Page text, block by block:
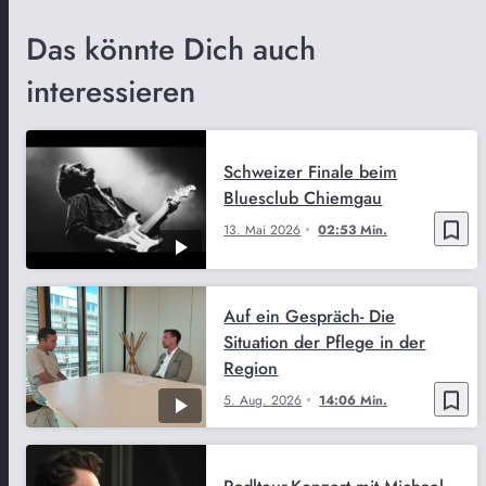
Das könnte Dich auch
interessieren
bookmark_border
13. Mai 2026 02:53 Min.
Schweizer Finale beim
Bluesclub Chiemgau
bookmark_border
5. Aug. 2026 14:06 Min.
Auf ein Gespräch- Die
Situation der Pflege in der
Region